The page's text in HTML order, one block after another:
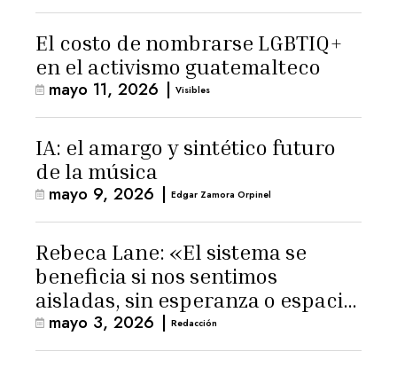
El costo de nombrarse LGBTIQ+
en el activismo guatemalteco
mayo 11, 2026 | Visibles
IA: el amargo y sintético futuro
de la música
mayo 9, 2026 | Edgar Zamora Orpinel
Rebeca Lane: «El sistema se
beneficia si nos sentimos
aisladas, sin esperanza o espacio
para la ternura»
mayo 3, 2026 | Redacción